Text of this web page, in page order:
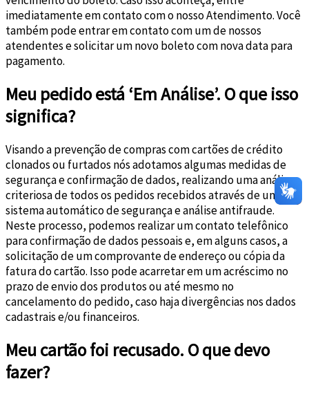
imediatamente em contato com o nosso Atendimento. Você
também pode entrar em contato com um de nossos
atendentes e solicitar um novo boleto com nova data para
pagamento.
Meu pedido está ‘Em Análise’. O que isso
significa?
Visando a prevenção de compras com cartões de crédito
clonados ou furtados nós adotamos algumas medidas de
segurança e confirmação de dados, realizando uma análise
criteriosa de todos os pedidos recebidos através de um
sistema automático de segurança e análise antifraude.
Neste processo, podemos realizar um contato telefônico
para confirmação de dados pessoais e, em alguns casos, a
solicitação de um comprovante de endereço ou cópia da
fatura do cartão. Isso pode acarretar em um acréscimo no
prazo de envio dos produtos ou até mesmo no
cancelamento do pedido, caso haja divergências nos dados
cadastrais e/ou financeiros.
Meu cartão foi recusado. O que devo
fazer?